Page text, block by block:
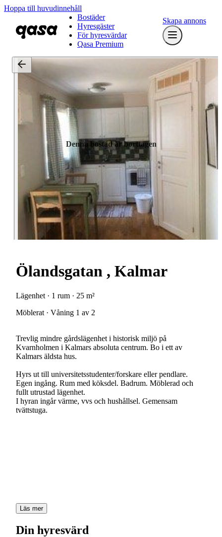
Hoppa till huvudinnehåll
Bostäder
Hyresgäster
För hyresvärdar
Qasa Premium
Skapa annons
Denna bostad är borttagen
Ölandsgatan , Kalmar
Lägenhet · 1 rum · 25 m²
Möblerat · Våning 1 av 2
Trevlig mindre gårdslägenhet i historisk miljö på
Kvarnholmen i Kalmars absoluta centrum. Bo i ett av
Kalmars äldsta hus.
Hyrs ut till universitetsstudenter/forskare eller pendlare.
Egen ingång. Rum med köksdel. Badrum. Möblerad och
fullt utrustad lägenhet.
I hyran ingår värme, vvs och hushållsel. Gemensam
tvättstuga.
Läs mer
Din hyresvärd